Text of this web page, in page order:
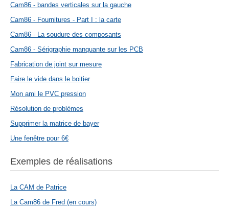
Cam86 - bandes verticales sur la gauche
Cam86 - Fournitures - Part I : la carte
Cam86 - La soudure des composants
Cam86 - Sérigraphie manquante sur les PCB
Fabrication de joint sur mesure
Faire le vide dans le boitier
Mon ami le PVC pression
Résolution de problèmes
Supprimer la matrice de bayer
Une fenêtre pour 6€
Exemples de réalisations
La CAM de Patrice
La Cam86 de Fred (en cours)